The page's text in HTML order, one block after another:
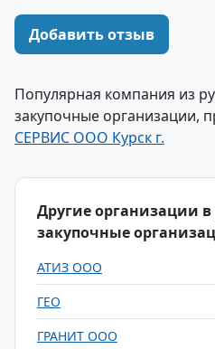
Добавить отзыв
Популярная компания из
закупочные организации,
СЕРВИС ООО Курск г.
Другие организации в
закупочные
АТИЗ ООО
ГЕО
ГРАНИТ ООО